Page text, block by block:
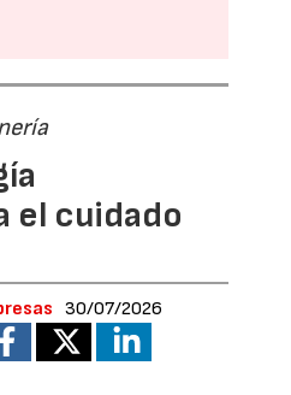
el cuidado
30/07/2026